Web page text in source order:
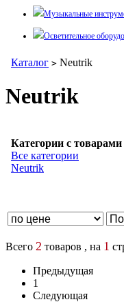
Музыкальные
Осветительное
Каталог > Neutrik
Neutrik
Категории с
Все категории
Neutrik
Всего 2 товаров , на 1
Предыдущая
1
Следующая